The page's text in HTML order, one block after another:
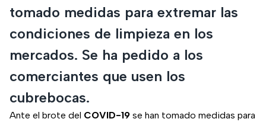
tomado medidas para extremar las
condiciones de limpieza en los
mercados. Se ha pedido a los
comerciantes que usen los
cubrebocas.
Ante el brote del COVID-19 se han tomado medidas para